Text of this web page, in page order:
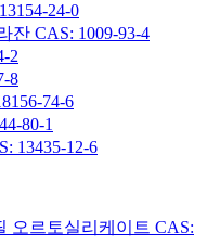
24-0
잔 CAS: 1009-93-4
2
8
74-6
80-1
13435-12-6
오르토실리케이트 CAS: